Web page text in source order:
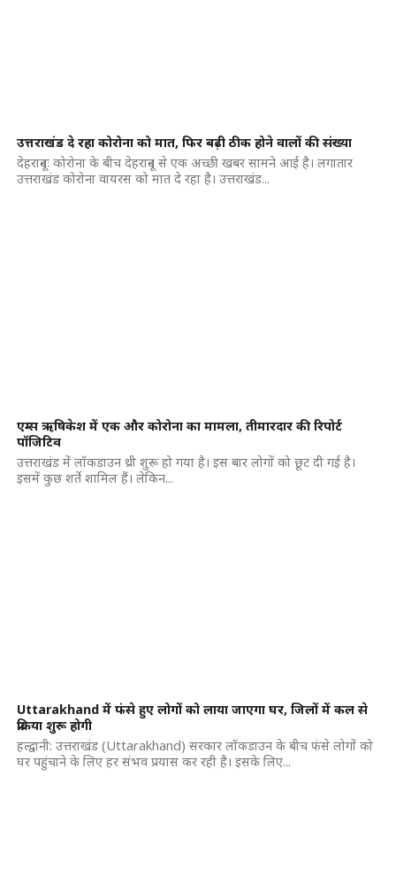
उत्तराखंड दे रहा कोरोना को मात, फिर बढ़ी ठीक होने वालों की संख्या
देहरादूनः कोरोना के बीच देहरादून से एक अच्छी खबर सामने आई है। लगातार
उत्तराखंड कोरोना वायरस को मात दे रहा है। उत्तराखंड...
एम्स ऋषिकेश में एक और कोरोना का मामला, तीमारदार की रिपोर्ट
पॉजिटिव
उत्तराखंड में लॉकडाउन थ्री शुरू हो गया है। इस बार लोगों को छूट दी गई है।
इसमें कुछ शर्ते शामिल हैं। लेकिन...
Uttarakhand में फंसे हुए लोगों को लाया जाएगा घर, जिलों में कल से
प्रक्रिया शुरू होगी
हल्द्वानी: उत्तराखंड (Uttarakhand) सरकार लॉकडाउन के बीच फंसे लोगों को
घर पहुंचाने के लिए हर संभव प्रयास कर रही है। इसके लिए...